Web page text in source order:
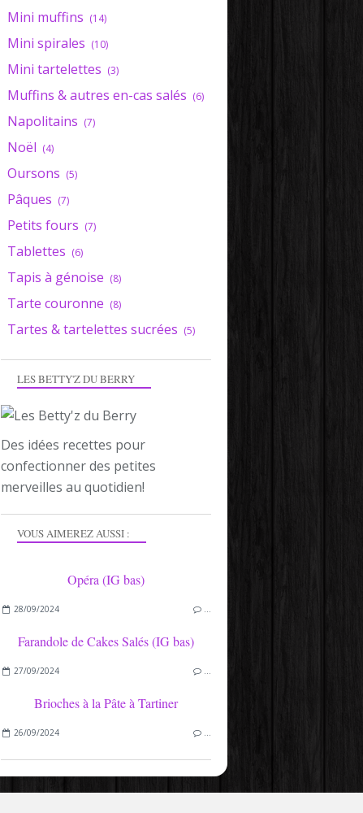
LES BETTY'Z DU BERRY
Des idées recettes pour
confectionner des petites
merveilles au quotidien!
VOUS AIMEREZ AUSSI :
Opéra (IG bas)
28/09/2024 …
Farandole de Cakes Salés (IG bas)
27/09/2024 …
Brioches à la Pâte à Tartiner
26/09/2024 …
Mini muffins (14)
Mini spirales (10)
Mini tartelettes (3)
Muffins & autres en-cas salés (6)
Napolitains (7)
Noël (4)
Oursons (5)
Pâques (7)
Petits fours (7)
Tablettes (6)
Tapis à génoise (8)
Tarte couronne (8)
Tartes & tartelettes sucrées (5)